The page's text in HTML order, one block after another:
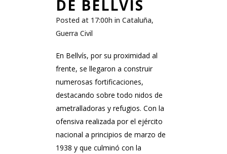
DE BELLVÍS
Posted at 17:00h in Cataluña,
Guerra Civil
En Bellvís, por su proximidad al
frente, se llegaron a construir
numerosas fortificaciones,
destacando sobre todo nidos de
ametralladoras y refugios. Con la
ofensiva realizada por el ejército
nacional a principios de marzo de
1938 y que culminó con la